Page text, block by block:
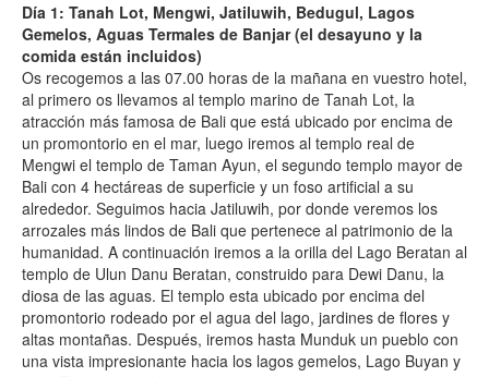
Día 1: Tanah Lot, Mengwi, Jatiluwih, Bedugul, Lagos
Gemelos, Aguas Termales de Banjar (el desayuno y la
comida están incluidos)
Os recogemos a las 07.00 horas de la mañana en vuestro hotel,
al primero os llevamos al templo marino de Tanah Lot, la
atracción más famosa de Bali que está ubicado por encima de
un promontorio en el mar, luego iremos al templo real de
Mengwi el templo de Taman Ayun, el segundo templo mayor de
Bali con 4 hectáreas de superficie y un foso artificial a su
alrededor. Seguimos hacia Jatiluwih, por donde veremos los
arrozales más lindos de Bali que pertenece al patrimonio de la
humanidad. A continuación iremos a la orilla del Lago Beratan al
templo de Ulun Danu Beratan, construido para Dewi Danu, la
diosa de las aguas. El templo esta ubicado por encima del
promontorio rodeado por el agua del lago, jardines de flores y
altas montañas. Después, iremos hasta Munduk un pueblo con
una vista impresionante hacia los lagos gemelos, Lago Buyan y